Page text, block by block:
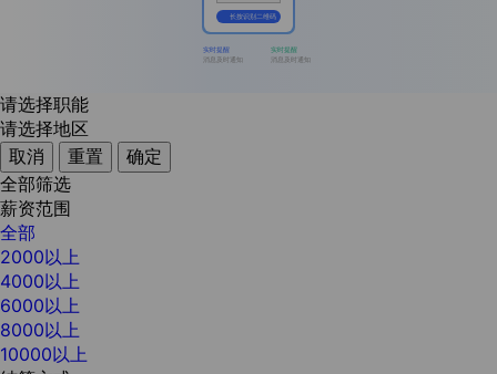
长按识别二维码
实时提醒
消息及时通知
实时提醒
消息及时通知
请选择职能
请选择地区
取消
重置
确定
全部筛选
薪资范围
全部
2000以上
4000以上
6000以上
8000以上
10000以上